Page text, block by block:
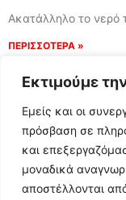
Εκτιμούμε
Εμείς και οι
πρόσβαση σε
και
μοναδικά
αποστέλλονται
Ακατάλληλο το
ΠΕΡΙΣΣΟΤΕΡΑ »